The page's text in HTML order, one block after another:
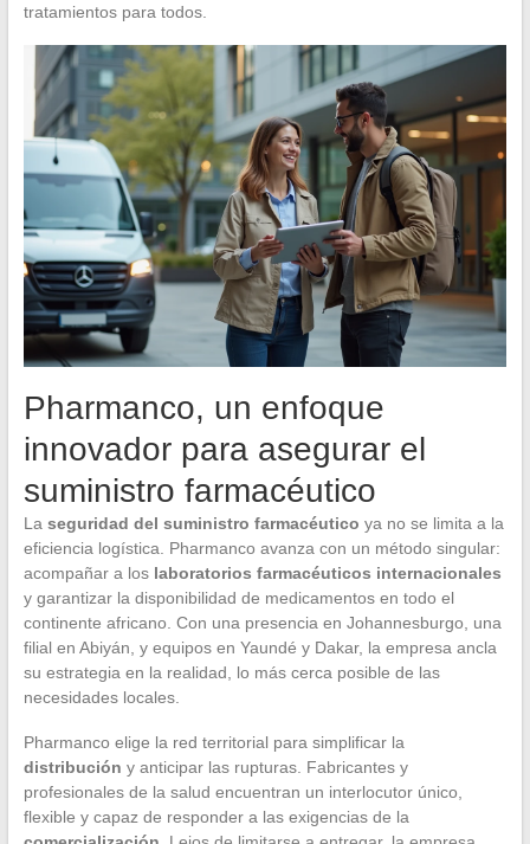
tratamientos para todos.
Pharmanco, un enfoque
innovador para asegurar el
suministro farmacéutico
La seguridad del suministro farmacéutico ya no se limita a la
eficiencia logística. Pharmanco avanza con un método singular:
acompañar a los laboratorios farmacéuticos internacionales
y garantizar la disponibilidad de medicamentos en todo el
continente africano. Con una presencia en Johannesburgo, una
filial en Abiyán, y equipos en Yaundé y Dakar, la empresa ancla
su estrategia en la realidad, lo más cerca posible de las
necesidades locales.
Pharmanco elige la red territorial para simplificar la
distribución y anticipar las rupturas. Fabricantes y
profesionales de la salud encuentran un interlocutor único,
flexible y capaz de responder a las exigencias de la